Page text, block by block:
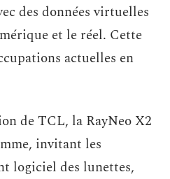
des données virtuelles
et le réel. Cette
actuelles en
de TCL, la RayNeo X2
invitant les
logiciel des lunettes,